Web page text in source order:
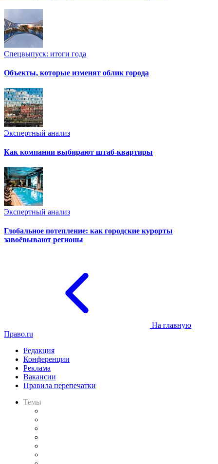
Спецвыпуск: итоги года
Объекты, которые изменят облик города
Экспертный анализ
Как компании выбирают штаб-квартиры
Экспертный анализ
Глобальное потепление: как городские курорты
завоёвывают регионы
На главную
Право.ru
Редакция
Конференции
Реклама
Вакансии
Правила перепечатки
Темы